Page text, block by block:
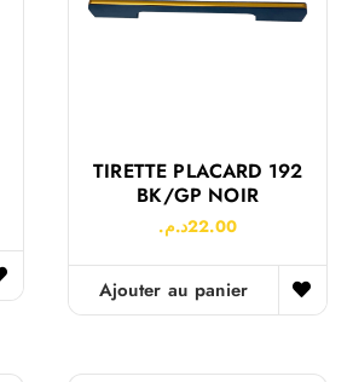
TIRETTE PLACARD 192
BK/GP NOIR
22.00د.م.
Ajouter au panier